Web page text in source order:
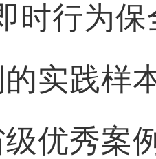
时行为
实践样
优秀案